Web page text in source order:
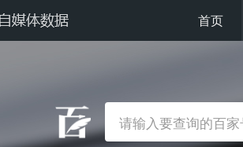
首页